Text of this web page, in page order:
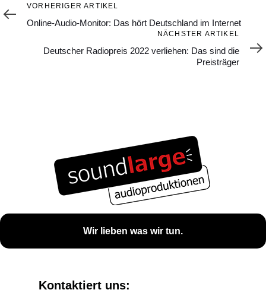
Vorheriger
Artikel
VORHERIGER ARTIKEL
Online-Audio-Monitor: Das hört Deutschland im Internet
NÄCHSTER ARTIKEL
Deutscher Radiopreis 2022 verliehen: Das sind die
Preisträger
Wir lieben was wir tun.
Kontaktiert uns: